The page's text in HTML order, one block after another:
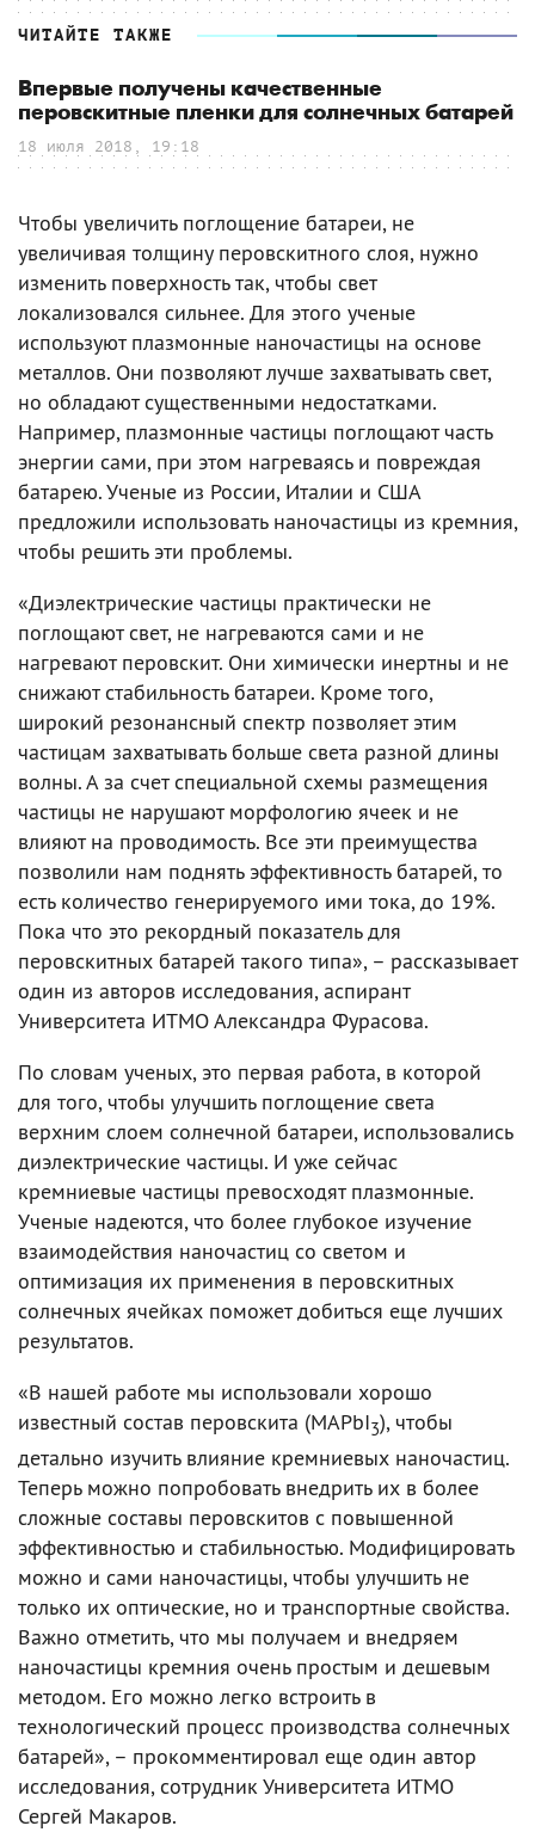
ЧИТАЙТЕ ТАКЖЕ
Впервые получены качественные
перовскитные пленки для солнечных батарей
18 июля 2018, 19:18
Чтобы увеличить поглощение батареи, не
увеличивая толщину перовскитного слоя, нужно
изменить поверхность так, чтобы свет
локализовался сильнее. Для этого ученые
используют плазмонные наночастицы на основе
металлов. Они позволяют лучше захватывать свет,
но обладают существенными недостатками.
Например, плазмонные частицы поглощают часть
энергии сами, при этом нагреваясь и повреждая
батарею. Ученые из России, Италии и США
предложили использовать наночастицы из кремния,
чтобы решить эти проблемы.
«Диэлектрические частицы практически не
поглощают свет, не нагреваются сами и не
нагревают перовскит. Они химически инертны и не
снижают стабильность батареи. Кроме того,
широкий резонансный спектр позволяет этим
частицам захватывать больше света разной длины
волны. А за счет специальной схемы размещения
частицы не нарушают морфологию ячеек и не
влияют на проводимость. Все эти преимущества
позволили нам поднять эффективность батарей, то
есть количество генерируемого ими тока, до 19%.
Пока что это рекордный показатель для
перовскитных батарей такого типа», – рассказывает
один из авторов исследования, аспирант
Университета ИТМО Александра Фурасова.
По словам ученых, это первая работа, в которой
для того, чтобы улучшить поглощение света
верхним слоем солнечной батареи, использовались
диэлектрические частицы. И уже сейчас
кремниевые частицы превосходят плазмонные.
Ученые надеются, что более глубокое изучение
взаимодействия наночастиц со светом и
оптимизация их применения в перовскитных
солнечных ячейках поможет добиться еще лучших
результатов.
«В нашей работе мы использовали хорошо
известный состав перовскита (MAPbI3), чтобы
детально изучить влияние кремниевых наночастиц.
Теперь можно попробовать внедрить их в более
сложные составы перовскитов с повышенной
эффективностью и стабильностью. Модифицировать
можно и сами наночастицы, чтобы улучшить не
только их оптические, но и транспортные свойства.
Важно отметить, что мы получаем и внедряем
наночастицы кремния очень простым и дешевым
методом. Его можно легко встроить в
технологический процесс производства солнечных
батарей», – прокомментировал еще один автор
исследования, сотрудник Университета ИТМО
Сергей Макаров.